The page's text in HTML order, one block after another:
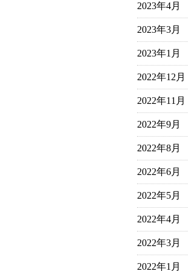
2023年4月
2023年3月
2023年1月
2022年12月
2022年11月
2022年9月
2022年8月
2022年6月
2022年5月
2022年4月
2022年3月
2022年1月